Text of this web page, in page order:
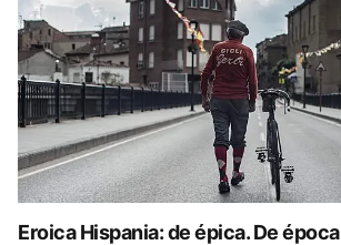
Eroica Hispania: de épica. De época